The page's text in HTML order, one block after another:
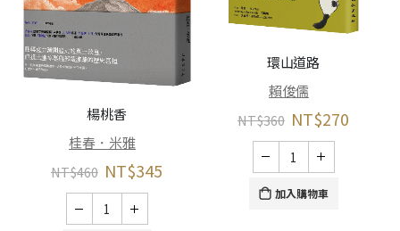
楊桃香
桂春．米雅
NT$460 NT$345
環山道路
賴俊儒
NT$360 NT$270
加入購物車